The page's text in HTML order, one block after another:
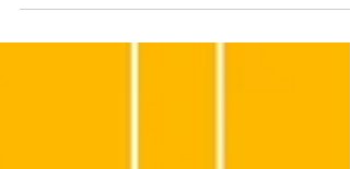
พูดถึงการเลือกซื้อ หลายคนอาจลังเลระหว่าง “กลอง